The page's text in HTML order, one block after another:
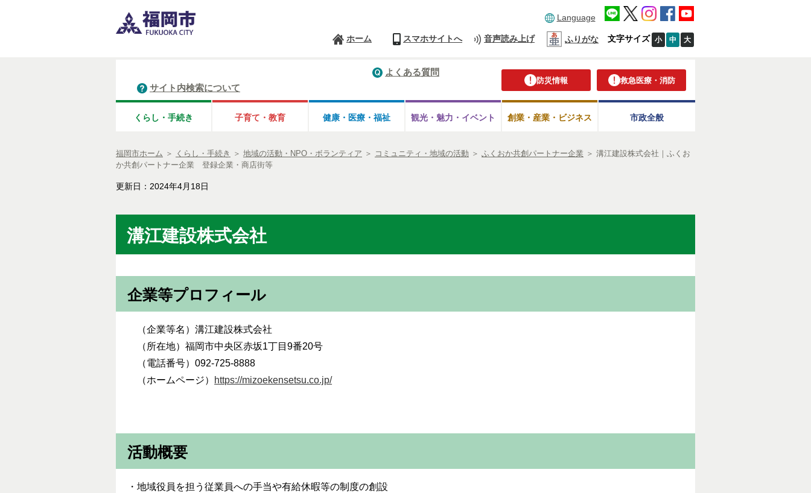
Language
ホーム スマホサイトへ 音声読み上げ ふりがな 文字サイズ 小 中 大
防災情報 救急医療・消防
よくある質問
サイト内検索について
くらし・手続き 子育て・教育 健康・医療・ 福祉 観光・魅力・ イベント 創業・産業・ビジネス 市政全般
福岡市ホーム ＞ くらし・手続き ＞ 地域の活動・NPO・ボランティア ＞ コミュニティ・地域の活動 ＞ ふくおか共創パートナー企業 ＞ 溝江建設株式会社｜ふくお
か共創パートナー企業 登録企業・商店街等
更新日：2024年4月18日
溝江建設株式会社
企業等プロフィール
（企業等名）溝江建設株式会社
（所在地）福岡市中央区赤坂1丁目9番20号
（電話番号）092-725-8888
（ホームページ）
https://mizoekensetsu.co.jp/
活動概要
・地域役員を担う従業員への手当や有給休暇等の制度の創設